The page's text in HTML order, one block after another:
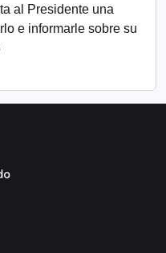
al Presidente una
e informarle sobre su